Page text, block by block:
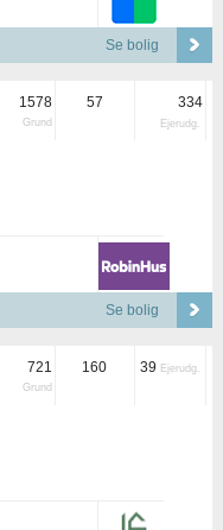
Se bolig
1578
Grund
57 334
Ejerudg.
Se bolig
721
Grund
160 39 Ejerudg.